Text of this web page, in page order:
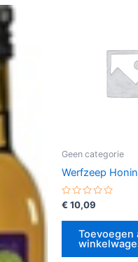
Geen categorie
Werfzeep
Gewaardeerd
uit
€ 10,09
Toevoegen